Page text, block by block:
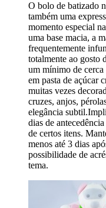
O bolo de batizado
também uma
momento especial
uma base macia, a
frequentemente
totalmente ao gosto
um mínimo de cerca
em pasta de açúcar
muitas vezes
cruzes, anjos,
elegância
dias de
de certos itens.
menos até 3 dias
possibilidade de
tema.